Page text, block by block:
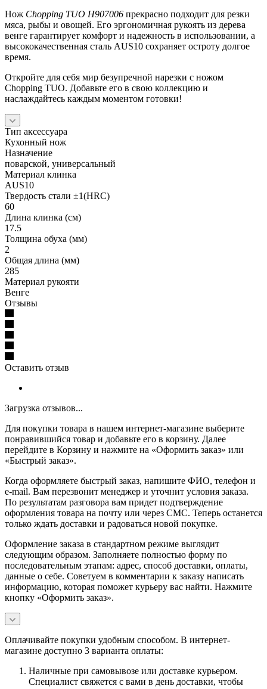
Нож Chopping TUO H907006 прекрасно подходит для резки
мяса, рыбы и овощей. Его эргономичная рукоять из дерева
венге гарантирует комфорт и надежность в использовании, а
высококачественная сталь AUS10 сохраняет остроту долгое
время.
Откройте для себя мир безупречной нарезки с ножом
Chopping TUO. Добавьте его в свою коллекцию и
наслаждайтесь каждым моментом готовки!
Тип аксессуара
Кухонный нож
Назначение
поварской, универсальный
Материал клинка
AUS10
Твердость стали ±1(HRC)
60
Длина клинка (см)
17.5
Толщина обуха (мм)
2
Общая длина (мм)
285
Материал рукояти
Венге
Отзывы
Оставить отзыв
Загрузка отзывов...
Для покупки товара в нашем интернет-магазине выберите
понравившийся товар и добавьте его в корзину. Далее
перейдите в Корзину и нажмите на «Оформить заказ» или
«Быстрый заказ».
Когда оформляете быстрый заказ, напишите ФИО, телефон и
e-mail. Вам перезвонит менеджер и уточнит условия заказа.
По результатам разговора вам придет подтверждение
оформления товара на почту или через СМС. Теперь останется
только ждать доставки и радоваться новой покупке.
Оформление заказа в стандартном режиме выглядит
следующим образом. Заполняете полностью форму по
последовательным этапам: адрес, способ доставки, оплаты,
данные о себе. Советуем в комментарии к заказу написать
информацию, которая поможет курьеру вас найти. Нажмите
кнопку «Оформить заказ».
Оплачивайте покупки удобным способом. В интернет-
магазине доступно 3 варианта оплаты:
Наличные при самовывозе или доставке курьером.
Специалист свяжется с вами в день доставки, чтобы